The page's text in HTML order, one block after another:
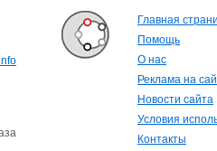
Главная
Помощь
О нас
Реклама на
Новости сайта
Условия
Контакты